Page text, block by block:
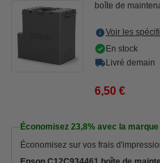
boîte de
Voir les
En stock
Livré demain
6,50 €
Économisez 23,8% avec la
Économisez sur vos frais